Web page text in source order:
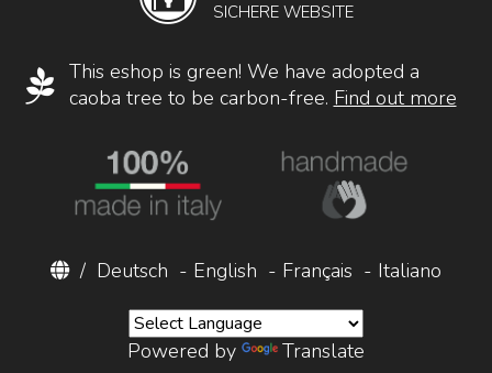
SICHERE WEBSITE
This eshop is green! We have adopted a
caoba tree to be carbon-free. Find out more
/ Deutsch - English - Français - Italiano
Powered by Translate